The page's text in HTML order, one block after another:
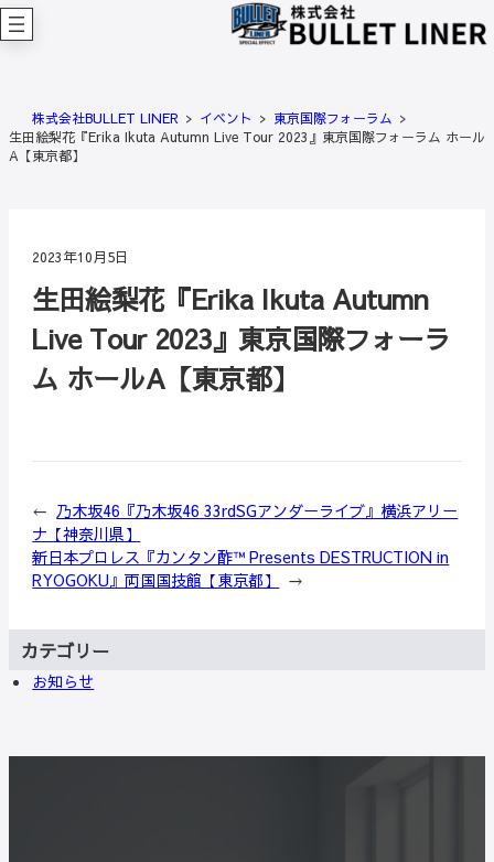
内
容
ッ
プ
株式会社BULLET LINER イベント
東京国際フォーラム
生田絵梨花『Erika Ikuta Autumn Live Tour 2023』東京国際フォーラム ホール
A【東京都】
2023年10月5日
生田絵梨花『Erika Ikuta Autumn
Live Tour 2023』東京国際フォーラ
ム ホールA【東京都】
← 乃木坂46『乃木坂46 33rdSGアンダーライブ』横浜アリー
ナ【神奈川県】
新日本プロレス『カンタン酢™ Presents DESTRUCTION in
RYOGOKU』両国国技館【東京都】
→
カテゴリー
お知らせ